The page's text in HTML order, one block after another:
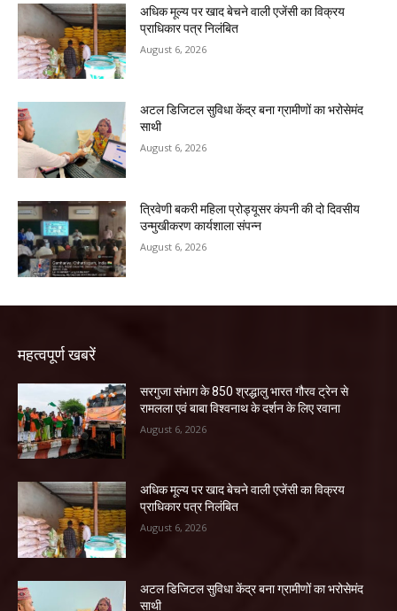
अधिक मूल्य पर खाद बेचने वाली एजेंसी का विक्रय
प्राधिकार पत्र निलंबित
August 6, 2026
अटल डिजिटल सुविधा केंद्र बना ग्रामीणों का भरोसेमंद
साथी
August 6, 2026
त्रिवेणी बकरी महिला प्रोड्यूसर कंपनी की दो दिवसीय
उन्मुखीकरण कार्यशाला संपन्न
August 6, 2026
महत्वपूर्ण खबरें
सरगुजा संभाग के 850 श्रद्धालु भारत गौरव ट्रेन से
रामलला एवं बाबा विश्वनाथ के दर्शन के लिए रवाना
August 6, 2026
अधिक मूल्य पर खाद बेचने वाली एजेंसी का विक्रय
प्राधिकार पत्र निलंबित
August 6, 2026
अटल डिजिटल सुविधा केंद्र बना ग्रामीणों का भरोसेमंद
साथी